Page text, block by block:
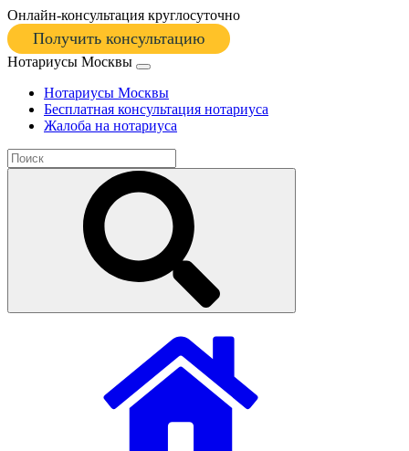
Онлайн-консультация круглосуточно
Получить консультацию
Нотариусы Москвы
Нотариусы Москвы
Бесплатная консультация нотариуса
Жалоба на нотариуса